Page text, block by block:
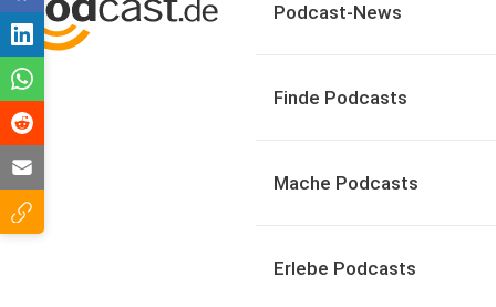
Podcast-News
Finde Podcasts
Mache Podcasts
Erlebe Podcasts